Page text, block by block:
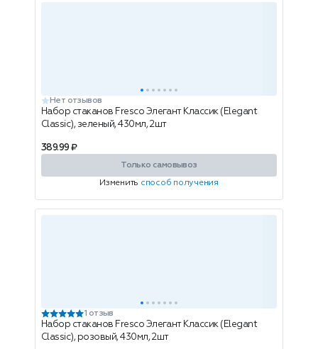
Нет отзывов
Набор стаканов Fresco Элегант Классик (Elegant
Classic), зеленый, 430мл, 2шт
389.99 ₽
Только самовывоз
Изменить способ получения
1 отзыв
Набор стаканов Fresco Элегант Классик (Elegant
Classic), розовый, 430мл, 2шт